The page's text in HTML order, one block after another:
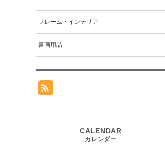
フレーム・インテリア
書画用品